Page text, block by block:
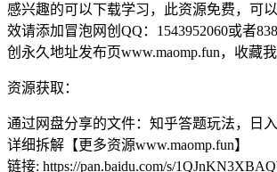
感兴趣的可以下载学习，此资源免费，可
效请添加冒泡网创QQ：1543952060或者
创永久地址发布页www.maomp.fun，收藏
资源获取：
通过网盘分享的文件：知乎答题玩法，日
详细拆解【更多资源www.maomp.fun】
链接: https://pan.baidu.com/s/